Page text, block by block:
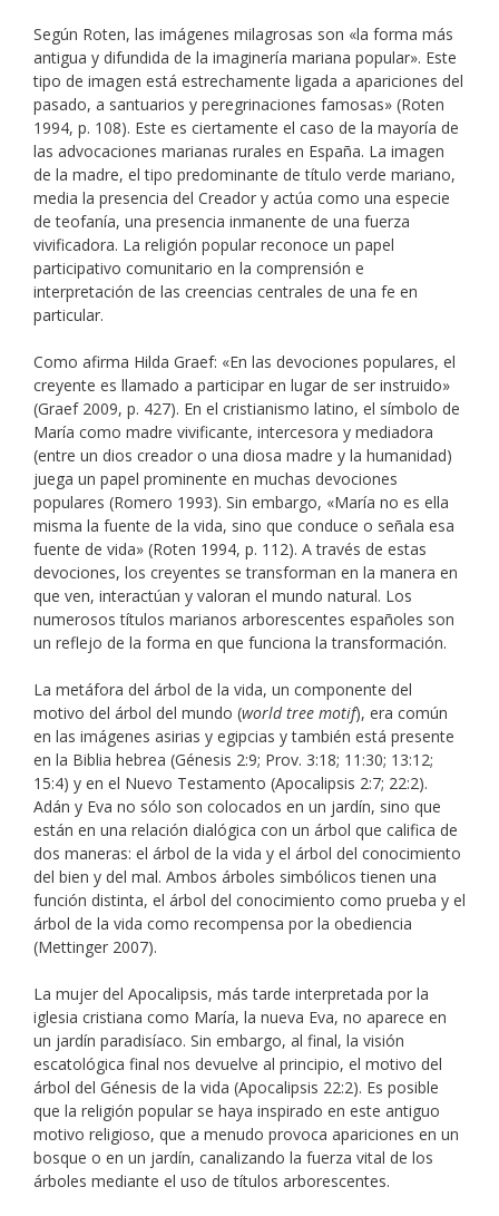
Según Roten, las imágenes milagrosas son «la forma más
antigua y difundida de la imaginería mariana popular». Este
tipo de imagen está estrechamente ligada a apariciones del
pasado, a santuarios y peregrinaciones famosas» (Roten
1994, p. 108). Este es ciertamente el caso de la mayoría de
las advocaciones marianas rurales en España. La imagen
de la madre, el tipo predominante de título verde mariano,
media la presencia del Creador y actúa como una especie
de teofanía, una presencia inmanente de una fuerza
vivificadora. La religión popular reconoce un papel
participativo comunitario en la comprensión e
interpretación de las creencias centrales de una fe en
particular.
Como afirma Hilda Graef: «En las devociones populares, el
creyente es llamado a participar en lugar de ser instruido»
(Graef 2009, p. 427). En el cristianismo latino, el símbolo de
María como madre vivificante, intercesora y mediadora
(entre un dios creador o una diosa madre y la humanidad)
juega un papel prominente en muchas devociones
populares (Romero 1993). Sin embargo, «María no es ella
misma la fuente de la vida, sino que conduce o señala esa
fuente de vida» (Roten 1994, p. 112). A través de estas
devociones, los creyentes se transforman en la manera en
que ven, interactúan y valoran el mundo natural. Los
numerosos títulos marianos arborescentes españoles son
un reflejo de la forma en que funciona la transformación.
La metáfora del árbol de la vida, un componente del
motivo del árbol del mundo (world tree motif), era común
en las imágenes asirias y egipcias y también está presente
en la Biblia hebrea (Génesis 2:9; Prov. 3:18; 11:30; 13:12;
15:4) y en el Nuevo Testamento (Apocalipsis 2:7; 22:2).
Adán y Eva no sólo son colocados en un jardín, sino que
están en una relación dialógica con un árbol que califica de
dos maneras: el árbol de la vida y el árbol del conocimiento
del bien y del mal. Ambos árboles simbólicos tienen una
función distinta, el árbol del conocimiento como prueba y el
árbol de la vida como recompensa por la obediencia
(Mettinger 2007).
La mujer del Apocalipsis, más tarde interpretada por la
iglesia cristiana como María, la nueva Eva, no aparece en
un jardín paradisíaco. Sin embargo, al final, la visión
escatológica final nos devuelve al principio, el motivo del
árbol del Génesis de la vida (Apocalipsis 22:2). Es posible
que la religión popular se haya inspirado en este antiguo
motivo religioso, que a menudo provoca apariciones en un
bosque o en un jardín, canalizando la fuerza vital de los
árboles mediante el uso de títulos arborescentes.